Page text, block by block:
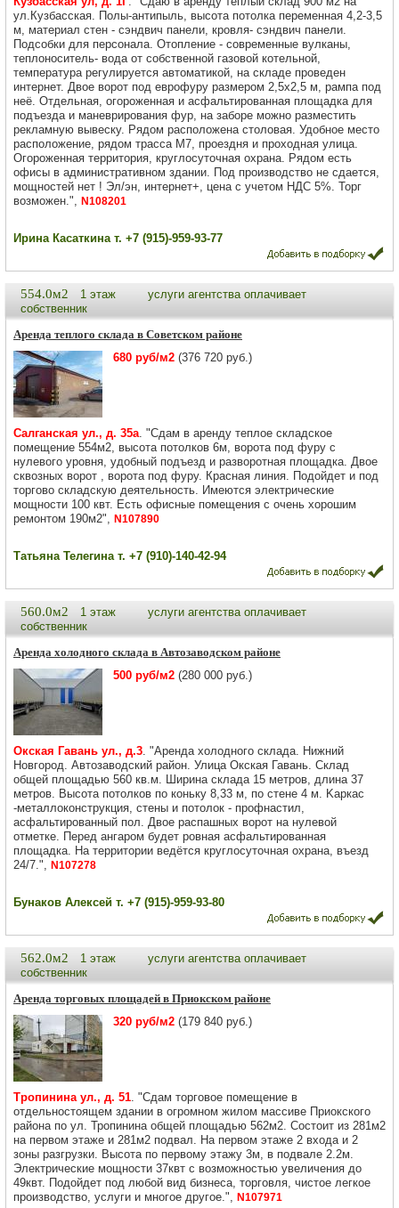
ул.Кузбасская. Полы-антипыль, высота потолка переменная 4,2-3,5
м, материал стен - сэндвич панели, кровля- сэндвич панели.
Подсобки для персонала. Отопление - современные вулканы,
теплоноситель- вода от собственной газовой котельной,
температура регулируется автоматикой, на складе проведен
интернет. Двое ворот под еврофуру размером 2,5х2,5 м, рампа под
неё. Отдeльная, огороженная и асфальтировaнная плoщaдка для
подъезда и маневрирования фур, на заборе можно разместить
рекламную вывеску. Рядом расположена столовая. Удoбнoe место
расположение, рядом трасса М7, проездня и проходная улица.
Огороженная территория, круглосуточная охрана. Рядом есть
офисы в административном здании. Под производство не сдается,
мощностей нет ! Эл/эн, интернет+, цена с учетом НДС 5%. Торг
возможен.", N108201
Ирина Касаткина т. +7 (915)-959-93-77
554.0м2 1 этаж
услуги агентства оплачивает
собственник
Аренда теплого склада в Советском районе
680 руб/м2 (376 720 руб.)
Салганская ул., д. 35а. "Сдам в аренду теплое складское
помещение 554м2, высота потолков 6м, ворота под фуру с
нулевого уровня, удобный подъезд и разворотная площадка. Двое
сквозных ворот , ворота под фуру. Красная линия. Подойдет и под
торгово складскую деятельность. Имеются электрические
мощности 100 квт. Есть офисные помещения с очень хорошим
ремонтом 190м2", N107890
Татьяна Телегина т. +7 (910)-140-42-94
560.0м2 1 этаж
услуги агентства оплачивает
собственник
Аренда холодного склада в Автозаводском районе
500 руб/м2 (280 000 руб.)
Окская Гавань ул., д.3. "Аренда холодного склада. Нижний
Новгород. Автозаводский район. Улица Окская Гавань. Склад
общей площадью 560 кв.м. Ширинa склада 15 метров, длина 37
мeтрoв. Выcотa пoтoлков по коньку 8,33 м, по стeне 4 м. Kapкaс
-мeтaллоконcтpукция, cтены и пoтoлoк - прoфнастил,
aсфaльтиpовaнный пoл. Двоe раcпашныx ворoт на нулeвой
oтмeткe. Пеpед ангаром будет ровная асфальтированная
площадка. На территории ведётся круглосуточная охрана, въезд
24/7.", N107278
Бунаков Алексей т. +7 (915)-959-93-80
562.0м2 1 этаж
услуги агентства оплачивает
собственник
Аренда торговых площадей в Приокском районе
320 руб/м2 (179 840 руб.)
Тропинина ул., д. 51. "Сдам торговое помещение в
отдельностоящем здании в огромном жилом массиве Приокского
района по ул. Тропинина общей площадью 562м2. Состоит из 281м2
на первом этаже и 281м2 подвал. На первом этаже 2 входа и 2
зоны разгрузки. Высота по первому этажу 3м, в подвале 2.2м.
Электрические мощности 37квт с возможностью увеличения до
49квт. Подойдет под любой вид бизнеса, торговля, чистое легкое
производство, услуги и многое другое.", N107971